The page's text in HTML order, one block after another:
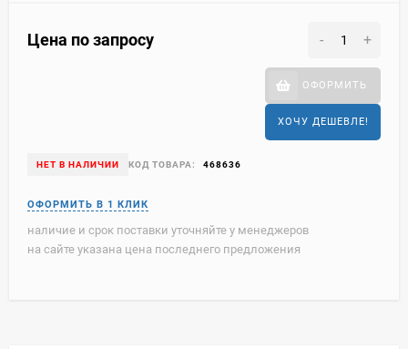
Цена по запросу - +
ОФОРМИТЬ
ХОЧУ ДЕШЕВЛЕ!
НЕТ В НАЛИЧИИ КОД ТОВАРА: 468636
наличие и срок поставки уточняйте у менеджеров
на сайте указана цена последнего предложения